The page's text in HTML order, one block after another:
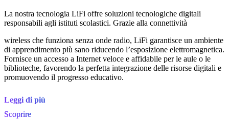
La nostra tecnologia LiFi offre soluzioni tecnologiche digitali
responsabili agli istituti scolastici. Grazie alla connettività
Leggi di più
wireless che funziona senza onde radio, LiFi garantisce un ambiente
di apprendimento più sano riducendo l’esposizione elettromagnetica.
Fornisce un accesso a Internet veloce e affidabile per le aule o le
biblioteche, favorendo la perfetta integrazione delle risorse digitali e
promuovendo il progresso educativo.
Scoprire